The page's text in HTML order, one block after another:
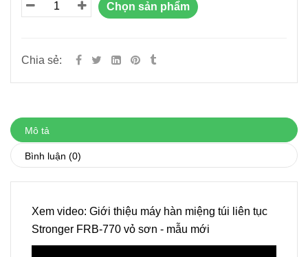
Chọn sản phẩm
Chia sẻ:
Mô tả
Bình luận (0)
Xem video: Giới thiệu máy hàn miệng túi liên tục
Stronger FRB-770 vỏ sơn - mẫu mới